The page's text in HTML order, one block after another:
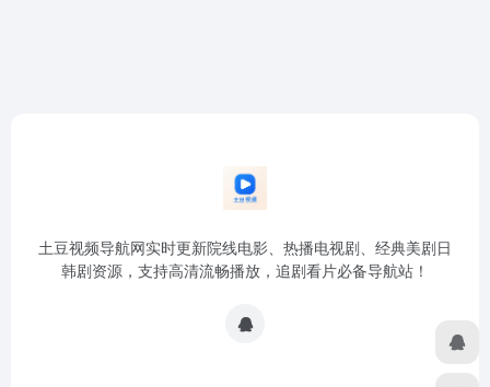
土豆视频导航网实时更新院线电影、热播电视剧、经典美剧日
韩剧资源，支持高清流畅播放，追剧看片必备导航站！